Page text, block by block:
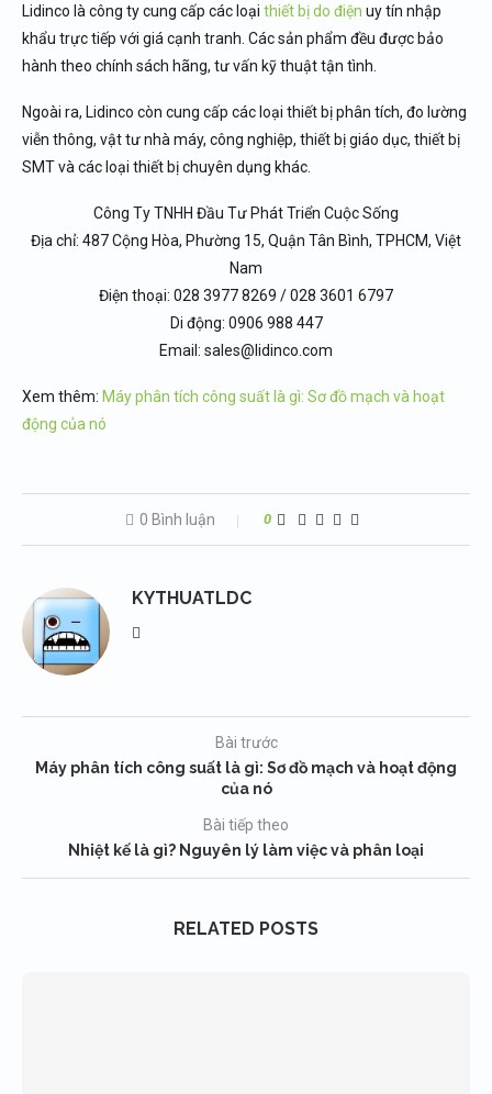
Lidinco là công ty cung cấp các loại thiết bị do điện uy tín nhập
khẩu trực tiếp với giá cạnh tranh. Các sản phẩm đều được bảo
hành theo chính sách hãng, tư vấn kỹ thuật tận tình.
Ngoài ra, Lidinco còn cung cấp các loại thiết bị phân tích, đo lường
viễn thông, vật tư nhà máy, công nghiệp, thiết bị giáo dục, thiết bị
SMT và các loại thiết bị chuyên dụng khác.
Công Ty TNHH Đầu Tư Phát Triển Cuộc Sống
Địa chỉ: 487 Cộng Hòa, Phường 15, Quận Tân Bình, TPHCM, Việt
Nam
Điện thoại: 028 3977 8269 / 028 3601 6797
Di động: 0906 988 447
Email: sales@lidinco.com
Xem thêm: Máy phân tích công suất là gì: Sơ đồ mạch và hoạt
động của nó
0 Bình luận 0
KYTHUATLDC
Bài trước
Máy phân tích công suất là gì: Sơ đồ mạch và hoạt động
của nó
Bài tiếp theo
Nhiệt kế là gì? Nguyên lý làm việc và phân loại
RELATED POSTS